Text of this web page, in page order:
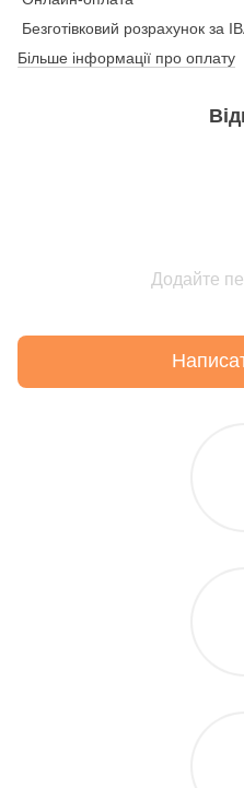
Безготівковий розрахунок за
Більше інформації про оплату
Додайте